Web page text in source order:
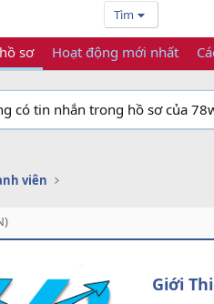
Tìm
sơ Hoạt động mới nhất
có tin nhắn trong hồ sơ của
viên
Giới